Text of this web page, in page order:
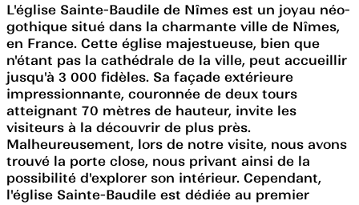
L'église Sainte-Baudile de Nîmes est un joyau néo-
gothique situé dans la charmante ville de Nîmes,
en France. Cette église majestueuse, bien que
n'étant pas la cathédrale de la ville, peut accueillir
jusqu'à 3 000 fidèles. Sa façade extérieure
impressionnante, couronnée de deux tours
atteignant 70 mètres de hauteur, invite les
visiteurs à la découvrir de plus près.
Malheureusement, lors de notre visite, nous avons
trouvé la porte close, nous privant ainsi de la
possibilité d'explorer son intérieur. Cependant,
l'église Sainte-Baudile est dédiée au premier